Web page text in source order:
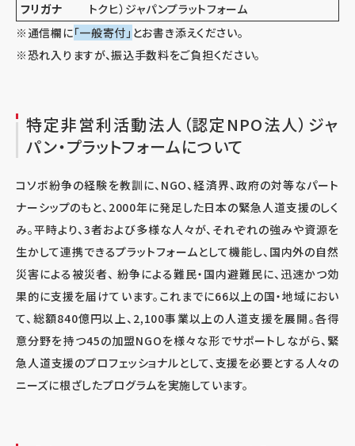
フリガナ
トクヒ）ジャパンプラットフォーム
※通信欄に「一般寄付」 とお書き添えください。
※恐れ入りますが、振込手数料をご負担ください。
特定非営利活動法人（認定NPO法人）ジャ
パン・プラットフォームについて
コソボ紛争の経験を教訓に、NGO、経済界、政府の対等なパート
ナーシップのもと、2000年に発足した日本の緊急人道支援のしく
み。平時より、3者および多様な人々が、それぞれの強みや資源を
生かして連携できるプラットフォームとして機能し、国内外の自然
災害による被災者、 紛争による難民・国内避難民に、迅速かつ効
果的に支援を届けています。これまでに66以上の国・地域におい
て、総額840億円以上、2,100事業以上の人道支援を展開。各得
意分野を持つ45の加盟NGOを様々な形でサポートしながら、緊
急人道支援のプロフェッショナルとして、支援を必要とする人々の
ニーズに根ざしたプログラムを実施しています。